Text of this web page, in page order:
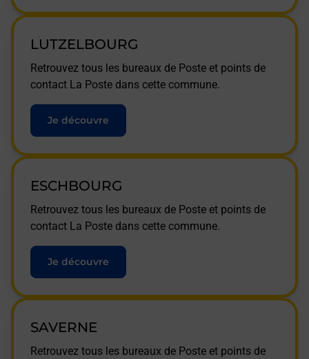
LUTZELBOURG
Retrouvez tous les bureaux de Poste et points de
contact La Poste dans cette commune.
Je découvre
ESCHBOURG
Retrouvez tous les bureaux de Poste et points de
contact La Poste dans cette commune.
Je découvre
SAVERNE
Retrouvez tous les bureaux de Poste et points de